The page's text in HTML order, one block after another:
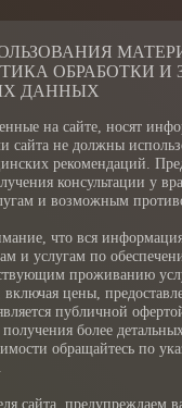
ОБРАБОТКИ И
ДАННЫХ
на сайте, носят
сайта не должны
рекомендаций.
консультации у
и возможным
что вся
и услугам по
проживанию
цены,
публичной
более
обращайтесь по
сайта, предупреждаем